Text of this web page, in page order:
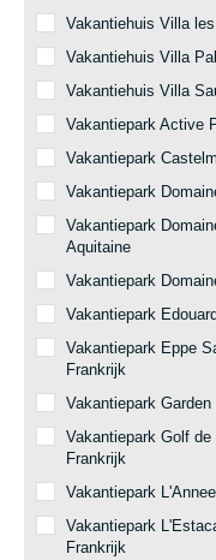
Vakantiehuis Villa
Vakantiehuis Villa
Vakantiehuis Villa
Vakantiepark Active
Vakantiepark
Vakantiepark
Vakantiepark
Aquitaine
Vakantiepark
Vakantiepark
Vakantiepark Eppe
Frankrijk
Vakantiepark
Vakantiepark Golf
Frankrijk
Vakantiepark
Vakantiepark
Frankrijk